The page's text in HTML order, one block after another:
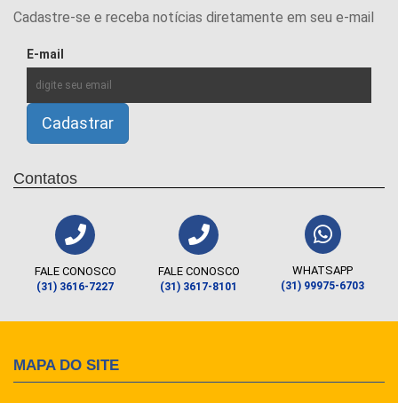
Cadastre-se e receba notícias diretamente em seu e-mail
E-mail
Contatos
FALE CONOSCO
(31) 3616-7227
FALE CONOSCO
(31) 3617-8101
WHATSAPP
(31) 99975-6703
MAPA DO SITE